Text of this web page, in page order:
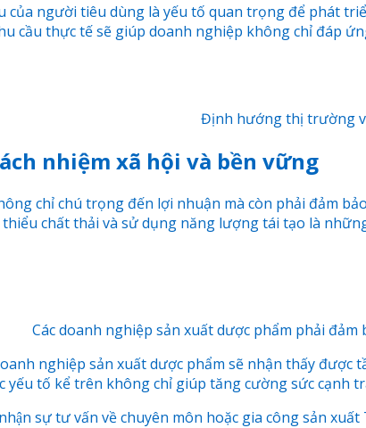
của người tiêu dùng là yếu tố quan trọng để phát
cầu thực tế sẽ giúp doanh nghiệp không chỉ đáp
Định hướng thị trường
nhiệm xã hội và bền vững
chỉ chú trọng đến lợi nhuận mà còn phải đảm
chất thải và sử dụng năng lượng tái tạo là
Các doanh nghiệp sản xuất dược phẩm phải
nghiệp sản xuất dược phẩm sẽ nhận thấy
yếu tố kể trên không chỉ giúp tăng cường sức cạnh
sự tư vấn về chuyên môn hoặc gia công sản